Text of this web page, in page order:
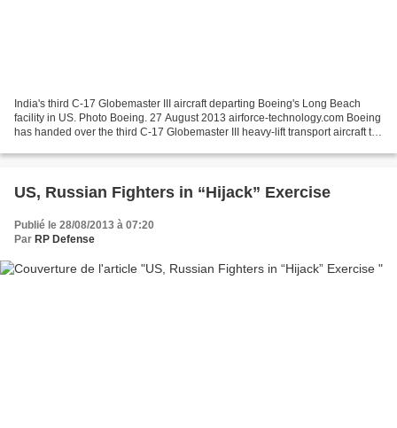
India's third C-17 Globemaster III aircraft departing Boeing's Long Beach
facility in US. Photo Boeing. 27 August 2013 airforce-technology.com Boeing
has handed over the third C-17 Globemaster III heavy-lift transport aircraft to
US, Russian Fighters in “Hijack” Exercise
Publié le 28/08/2013 à 07:20
Par RP Defense